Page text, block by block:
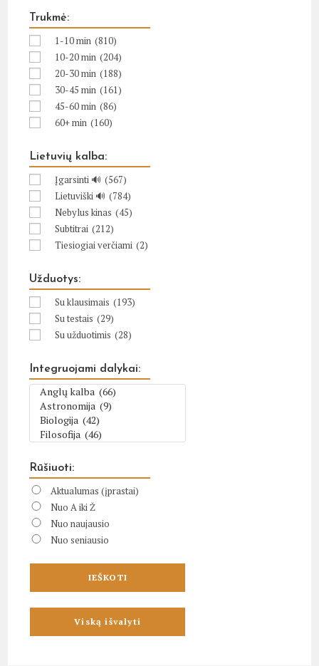
Trukmė:
1-10 min (810)
10-20 min (204)
20-30 min (188)
30-45 min (161)
45-60 min (86)
60+ min (160)
Lietuvių kalba:
Įgarsinti 🔊 (567)
Lietuviški 🔊 (784)
Nebylus kinas (45)
Subtitrai (212)
Tiesiogiai verčiami (2)
Užduotys:
Su klausimais (193)
Su testais (29)
Su užduotimis (28)
Integruojami dalykai:
Rūšiuoti:
Aktualumas (įprastai)
Nuo A iki Ž
Nuo naujausio
Nuo seniausio